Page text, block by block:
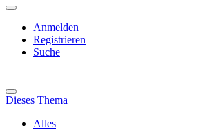
Anmelden
Registrieren
Suche
Dieses Thema
Alles